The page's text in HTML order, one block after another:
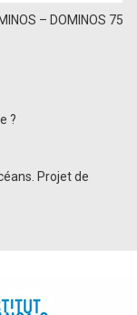
– DOMINOS 75
?
Projet de